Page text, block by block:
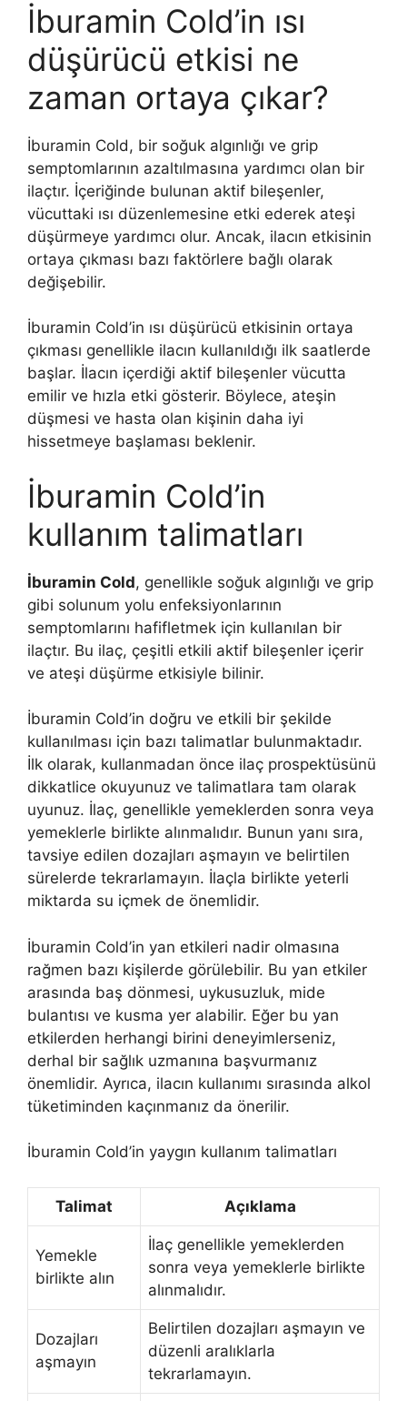
İburamin Cold’in ısı
düşürücü etkisi ne
zaman ortaya çıkar?
İburamin Cold, bir soğuk algınlığı ve grip
semptomlarının azaltılmasına yardımcı olan bir
ilaçtır. İçeriğinde bulunan aktif bileşenler,
vücuttaki ısı düzenlemesine etki ederek ateşi
düşürmeye yardımcı olur. Ancak, ilacın etkisinin
ortaya çıkması bazı faktörlere bağlı olarak
değişebilir.
İburamin Cold’in ısı düşürücü etkisinin ortaya
çıkması genellikle ilacın kullanıldığı ilk saatlerde
başlar. İlacın içerdiği aktif bileşenler vücutta
emilir ve hızla etki gösterir. Böylece, ateşin
düşmesi ve hasta olan kişinin daha iyi
hissetmeye başlaması beklenir.
İburamin Cold’in
kullanım talimatları
İburamin Cold, genellikle soğuk algınlığı ve grip
gibi solunum yolu enfeksiyonlarının
semptomlarını hafifletmek için kullanılan bir
ilaçtır. Bu ilaç, çeşitli etkili aktif bileşenler içerir
ve ateşi düşürme etkisiyle bilinir.
İburamin Cold’in doğru ve etkili bir şekilde
kullanılması için bazı talimatlar bulunmaktadır.
İlk olarak, kullanmadan önce ilaç prospektüsünü
dikkatlice okuyunuz ve talimatlara tam olarak
uyunuz. İlaç, genellikle yemeklerden sonra veya
yemeklerle birlikte alınmalıdır. Bunun yanı sıra,
tavsiye edilen dozajları aşmayın ve belirtilen
sürelerde tekrarlamayın. İlaçla birlikte yeterli
miktarda su içmek de önemlidir.
İburamin Cold’in yan etkileri nadir olmasına
rağmen bazı kişilerde görülebilir. Bu yan etkiler
arasında baş dönmesi, uykusuzluk, mide
bulantısı ve kusma yer alabilir. Eğer bu yan
etkilerden herhangi birini deneyimlerseniz,
derhal bir sağlık uzmanına başvurmanız
önemlidir. Ayrıca, ilacın kullanımı sırasında alkol
tüketiminden kaçınmanız da önerilir.
İburamin Cold’in yaygın kullanım talimatları
Talimat Açıklama
Yemekle
birlikte alın
İlaç genellikle yemeklerden
sonra veya yemeklerle birlikte
alınmalıdır.
Dozajları
aşmayın
Belirtilen dozajları aşmayın ve
düzenli aralıklarla
tekrarlamayın.